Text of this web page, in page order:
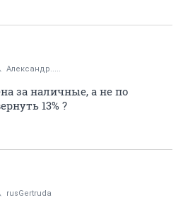
Александр.....
за наличные, а не по
13% ?
rusGertruda